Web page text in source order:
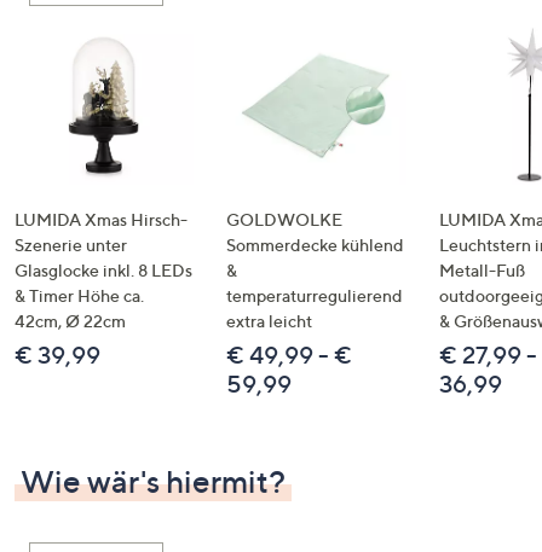
oder
wischen
Touch-
Geräten
links
bzw.
rechts,
um
diese
anzuzeigen.
LUMIDA Xmas Hirsch-
Szenerie unter
Glasglocke inkl. 8 LEDs
& Timer Höhe ca.
42cm, Ø 22cm
€ 39,99
GOLDWOLKE
Sommerdecke kühlend
&
temperaturregulierend
extra leicht
€ 49,99 - €
59,99
LUMIDA
Leuchtstern
Metall-Fuß
&
€ 27,99
36,99
Wie wär's hiermit?